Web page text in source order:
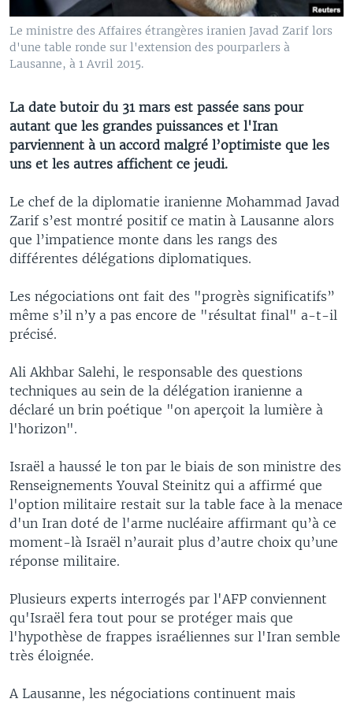
Le ministre des Affaires étrangères iranien Javad Zarif lors
d'une table ronde sur l'extension des pourparlers à
Lausanne, à 1 Avril 2015.
La date butoir du 31 mars est passée sans pour
autant que les grandes puissances et l'Iran
parviennent à un accord malgré l’optimiste que les
uns et les autres affichent ce jeudi.
Le chef de la diplomatie iranienne Mohammad Javad
Zarif s’est montré positif ce matin à Lausanne alors
que l’impatience monte dans les rangs des
différentes délégations diplomatiques.
Les négociations ont fait des "progrès significatifs”
même s’il n’y a pas encore de "résultat final" a-t-il
précisé.
Ali Akhbar Salehi, le responsable des questions
techniques au sein de la délégation iranienne a
déclaré un brin poétique "on aperçoit la lumière à
l'horizon".
Israël a haussé le ton par le biais de son ministre des
Renseignements Youval Steinitz qui a affirmé que
l'option militaire restait sur la table face à la menace
d'un Iran doté de l'arme nucléaire affirmant qu’à ce
moment-là Israël n’aurait plus d’autre choix qu’une
réponse militaire.
Plusieurs experts interrogés par l'AFP conviennent
qu'Israël fera tout pour se protéger mais que
l'hypothèse de frappes israéliennes sur l'Iran semble
très éloignée.
A Lausanne, les négociations continuent mais